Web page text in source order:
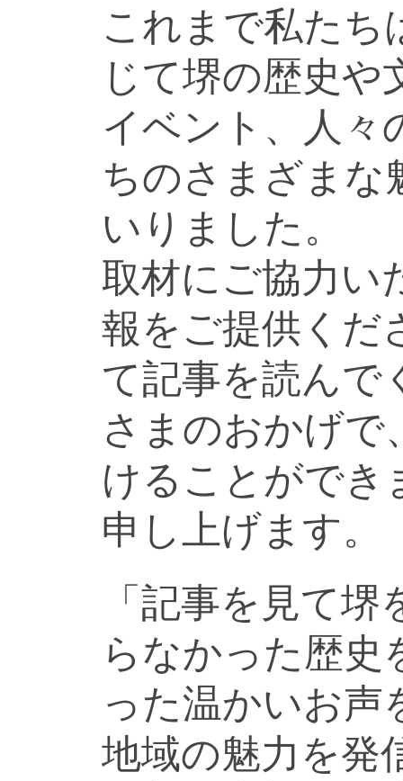
これまで私たち
じて堺の歴史や
イベント、人々
ちのさまざまな
いりました。
取材にご協力い
報をご提供くだ
て記事を読んで
さまのおかげで
けることができ
申し上げます。
「記事を見て
らなかった歴史
った温かいお声
地域の魅力を発